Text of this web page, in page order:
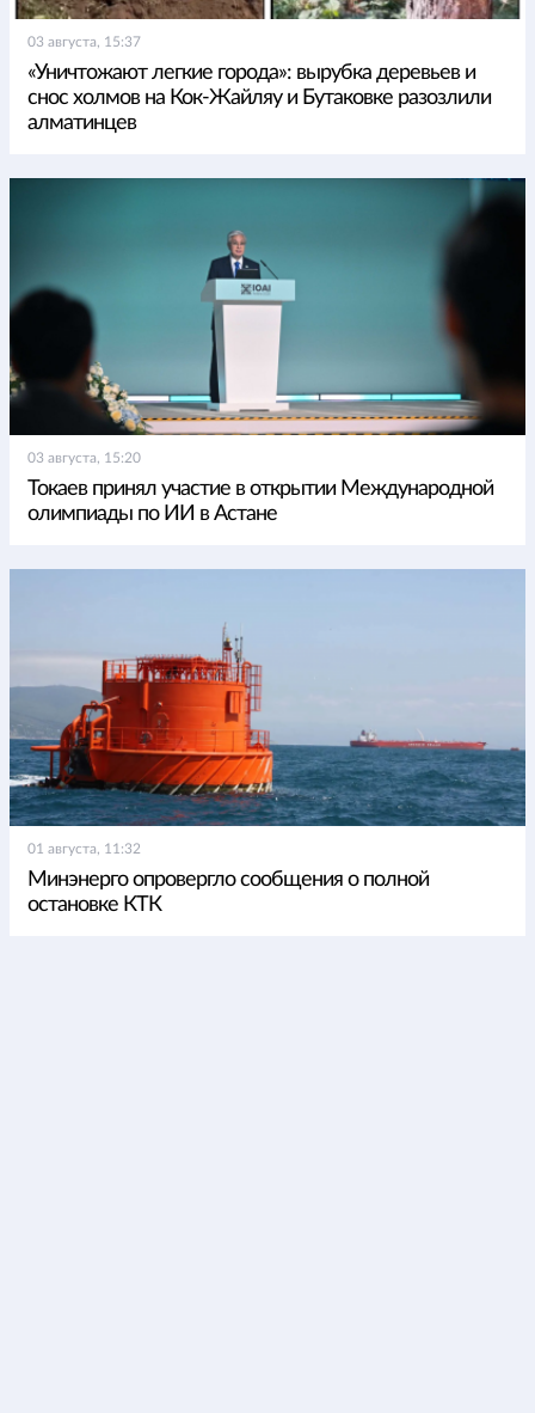
03 августа, 15:37
«Уничтожают легкие города»: вырубка деревьев и
снос холмов на Кок-Жайляу и Бутаковке разозлили
алматинцев
03 августа, 15:20
Токаев принял участие в открытии Международной
олимпиады по ИИ в Астане
01 августа, 11:32
Минэнерго опровергло сообщения о полной
остановке КТК